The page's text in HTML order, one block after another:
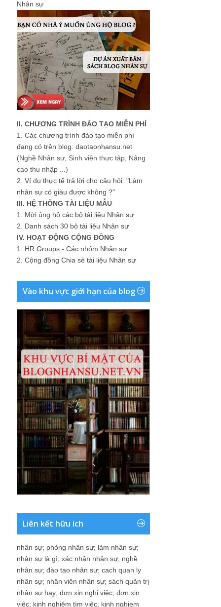
Nhân sự
II. CHƯƠNG TRÌNH ĐÀO TẠO MIỄN PHÍ
1. Các chương trình đào tạo miễn phí
đang có trên blog: daotaonhansu.net
(Nghề Nhân sự, Sinh viên thực tập, Nâng
cao thu nhập ...)
2. Ví dụ thực tế trả lời cho câu hỏi: "Làm
nhân sự có giàu được không ?"
III. HỆ THỐNG TÀI LIỆU MẪU
1. Mời ủng hộ các bộ tài liệu Nhân sự
2. Danh sách 30 bộ tài liệu Nhân sự
IV. HOẠT ĐỘNG CỘNG ĐỒNG
1. HR Groups - Các nhóm Nhân sự
2. Cộng đồng Chia sẻ tài liệu Nhân sự
Vào khu vực giới hạn của blog
Liên kết hữu ích
nhân sự; phòng nhân sự; làm nhân sự;
nhân sự là gì; xác nhận nhân sự; nghề
nhân sự; đào tạo nhân sự; cach quan ly
nhân sự; nhân viên nhân sự; sách quản trị
nhân sự hay; đơn xin nghỉ việc; đơn xin
việc; kinh nghiệm tìm việc; kinh nghiem